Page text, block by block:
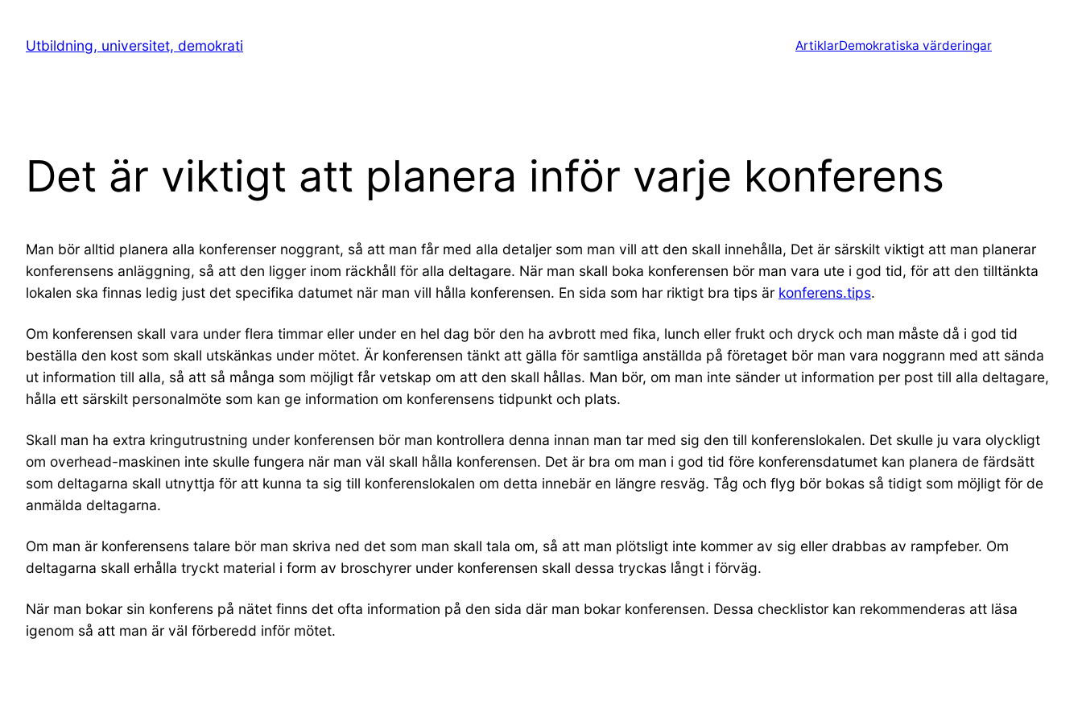
innehållUtbildning, universitet, demokrati ArtiklarDemokratiska värderingar
Det är viktigt att planera inför varje konferens
Man bör alltid planera alla konferenser noggrant, så att man får med alla detaljer som man vill att den skall innehålla, Det är särskilt viktigt att man planerar
konferensens anläggning, så att den ligger inom räckhåll för alla deltagare. När man skall boka konferensen bör man vara ute i god tid, för att den tilltänkta
lokalen ska finnas ledig just det specifika datumet när man vill hålla konferensen. En sida som har riktigt bra tips är konferens.tips.
Om konferensen skall vara under flera timmar eller under en hel dag bör den ha avbrott med fika, lunch eller frukt och dryck och man måste då i god tid
beställa den kost som skall utskänkas under mötet. Är konferensen tänkt att gälla för samtliga anställda på företaget bör man vara noggrann med att sända
ut information till alla, så att så många som möjligt får vetskap om att den skall hållas. Man bör, om man inte sänder ut information per post till alla deltagare,
hålla ett särskilt personalmöte som kan ge information om konferensens tidpunkt och plats.
Skall man ha extra kringutrustning under konferensen bör man kontrollera denna innan man tar med sig den till konferenslokalen. Det skulle ju vara olyckligt
om overhead-maskinen inte skulle fungera när man väl skall hålla konferensen. Det är bra om man i god tid före konferensdatumet kan planera de färdsätt
som deltagarna skall utnyttja för att kunna ta sig till konferenslokalen om detta innebär en längre resväg. Tåg och flyg bör bokas så tidigt som möjligt för de
anmälda deltagarna.
Om man är konferensens talare bör man skriva ned det som man skall tala om, så att man plötsligt inte kommer av sig eller drabbas av rampfeber. Om
deltagarna skall erhålla tryckt material i form av broschyrer under konferensen skall dessa tryckas långt i förväg.
När man bokar sin konferens på nätet finns det ofta information på den sida där man bokar konferensen. Dessa checklistor kan rekommenderas att läsa
igenom så att man är väl förberedd inför mötet.